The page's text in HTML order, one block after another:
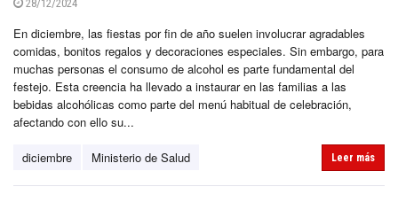
28/12/2024
En diciembre, las fiestas por fin de año suelen involucrar agradables
comidas, bonitos regalos y decoraciones especiales. Sin embargo, para
muchas personas el consumo de alcohol es parte fundamental del
festejo. Esta creencia ha llevado a instaurar en las familias a las
bebidas alcohólicas como parte del menú habitual de celebración,
afectando con ello su...
diciembre Ministerio de Salud Leer más